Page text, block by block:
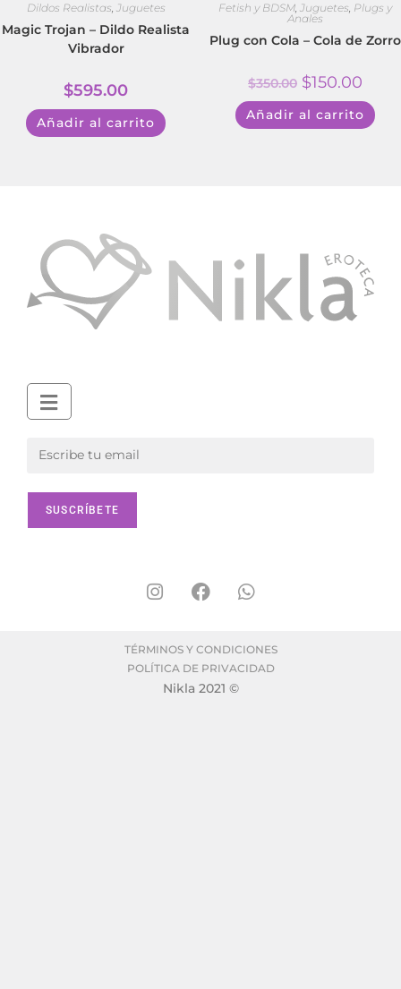
Dildos Realistas, Juguetes
Magic Trojan – Dildo Realista
Vibrador
$595.00
Añadir al carrito
Fetish y BDSM, Juguetes, Plugs y
Anales
Plug con Cola – Cola de Zorro
$350.00 $150.00
Añadir al carrito
TÉRMINOS Y CONDICIONES
POLÍTICA DE PRIVACIDAD
Nikla 2021 ©